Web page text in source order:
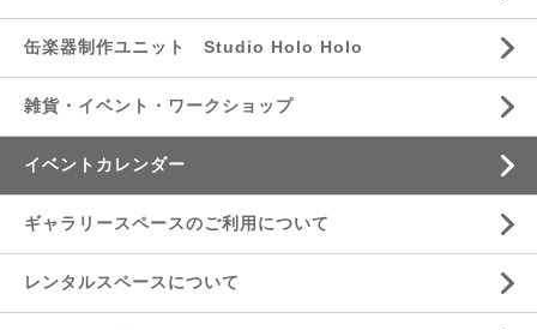
缶楽器制作ユニット Studio Holo Holo
雑貨・イベント・ワークショップ
イベントカレンダー
ギャラリースペースのご利用について
レンタルスペースについて